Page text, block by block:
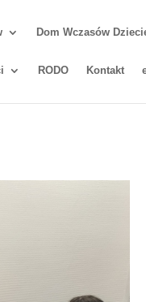
Dom Wczasów
RODO Kontakt